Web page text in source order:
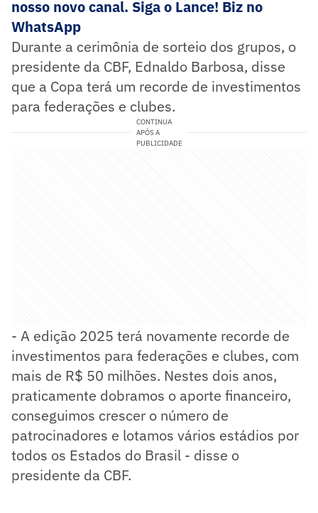
nosso novo canal. Siga o Lance! Biz no
WhatsApp
Durante a cerimônia de sorteio dos grupos, o
presidente da CBF, Ednaldo Barbosa, disse
que a Copa terá um recorde de investimentos
para federações e clubes.
CONTINUA
APÓS A
PUBLICIDADE
- A edição 2025 terá novamente recorde de
investimentos para federações e clubes, com
mais de R$ 50 milhões. Nestes dois anos,
praticamente dobramos o aporte financeiro,
conseguimos crescer o número de
patrocinadores e lotamos vários estádios por
todos os Estados do Brasil - disse o
presidente da CBF.